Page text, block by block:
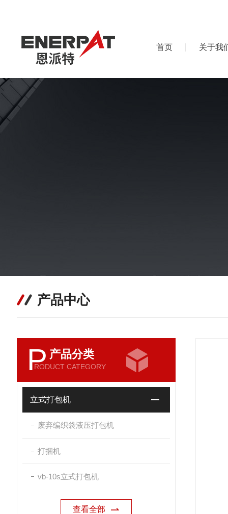
首页 关于我
产品中心
P 产品分类
RODUCT CATEGORY
立式打包机
废弃编织袋液压打包机
打捆机
vb-10s立式打包机
查看全部